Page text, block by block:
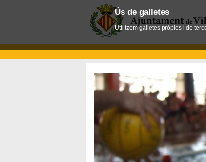
Ús de galletes
Utilitzem galletes pròpies i de